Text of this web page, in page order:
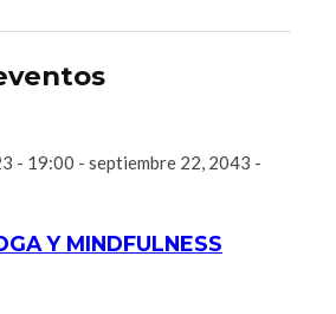
- 19:00 - septiembre 22, 2043 -
Y MINDFULNESS